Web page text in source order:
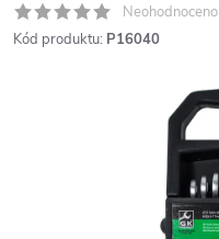
Neohodnoceno
Kód produktu: P16040